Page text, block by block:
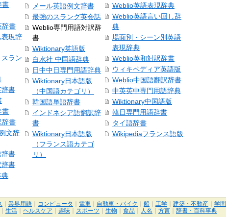
書
辞書
現辞
ラン
辞書
書
辞書
文辞
辞書
辞書
典
メール英語例文辞書
最強のスラング英会話
Weblio専門用語対訳辞
書
Wiktionary英語版
白水社 中国語辞典
日中中日専門用語辞典
Wiktionary日本語版
（中国語カテゴリ）
韓国語単語辞書
インドネシア語翻訳辞
書
Wiktionary日本語版
（フランス語カテゴ
リ）
Weblio英語表現辞典
Weblio英語言い回し辞
典
場面別・シーン別英語
表現辞典
Weblio英和対訳辞書
ウィキペディア英語版
Weblio中国語翻訳辞書
中英英中専門用語辞典
Wiktionary中国語版
韓日専門用語辞書
タイ語辞書
Wikipediaフランス語版
業界用語 コンピュータ 電車 自動車・バイク 船 工学 建築・不動産
学問
生活 ヘルスケア 趣味 スポーツ 生物 食品 人名 方言 辞書・百科事典